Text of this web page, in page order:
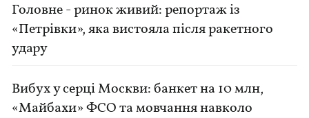
Головне - ринок живий: репортаж із
«Петрівки», яка вистояла після ракетного
удару
Вибух у серці Москви: банкет на 10 млн,
«Майбахи» ФСО та мовчання навколо